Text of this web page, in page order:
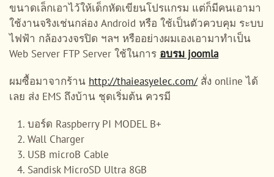
ขนาดเล็กเอาไว้ให้เด็กหัดเขียนโปรแกรม แต่ก็มีคนเอามา
ใช้งานจริงเช่นกล่อง Android หรือ ใช้เป็นตัวควบคุม ระบบ
ไฟฟ้า กล้องวงจรปิด ฯลฯ หรืออย่างผมเองเอามาทำเป็น
Web Server FTP Server ใช้ในการ อบรม joomla
ผมซื้อมาจากร้าน http://thaieasyelec.com/สั่ง online ได้
เลย ส่ง EMS ถึงบ้าน ชุดเริ่มต้น ควรมี
บอร์ด Raspberry PI MODEL B+
Wall Charger
USB microB Cable
Sandisk MicroSD Ultra 8GB